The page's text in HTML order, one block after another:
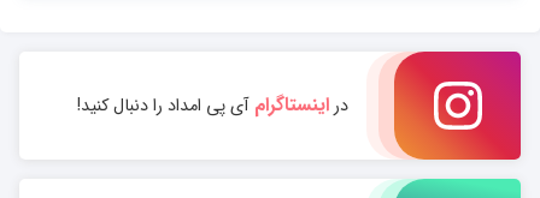
دراینستاگرامآی پی امداد را دنبال کنید!